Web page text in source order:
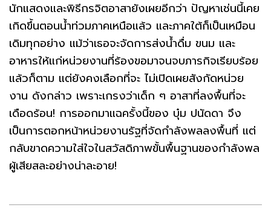
นักแสดงและพิธีกรจิตอาสายังเผยอีกว่า ปัญหาเช่นนี้เคย
เกิดขึ้นตอนน้ำท่วมภาคเหนือแล้ว และภาคใต้ก็เป็นเหมือน
เดิมทุกอย่าง แม้ว่าเธอจะจัดการส่งน้ำดื่ม ขนม และ
อาหารให้แก่หน่วยงานที่ร้องขอมาจนจบภารกิจเรียบร้อย
แล้วก็ตาม แต่ยังคงเลือกที่จะ ไม่เปิดเผยสังกัดหน่วย
งาน ดังกล่าว เพราะเกรงว่าเด็ก ๆ อาสาที่ลงพื้นที่จะ
เดือดร้อน! การออกมาแฉครั้งนี้ของ บุ๋ม ปนัดดา จึง
เป็นการตอกหน้าหน่วยงานรัฐที่จัดกำลังพลลงพื้นที่ แต่
กลับขาดความใส่ใจในสวัสดิภาพขั้นพื้นฐานของกำลังพล
ผู้เสียสละอย่างน่าละอาย!